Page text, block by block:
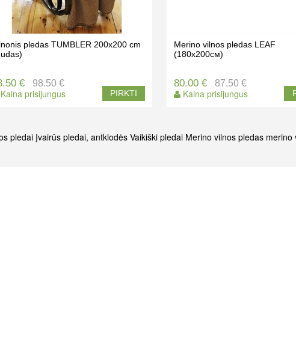
pledas TUMBLER 200x200 cm
€
Kaina prisijungus
98.50 €
PIRKTI
Merino vilnos pledas LEAF
(180х200см)
80.00 €
Kaina prisijungus
87.50 €
pledai Įvairūs pledai, antklodės Vaikiški pledai Merino vilnos pledas merino